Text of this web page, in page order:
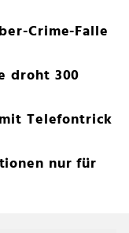
Crime-Falle
droht 300
Telefontrick
nur für